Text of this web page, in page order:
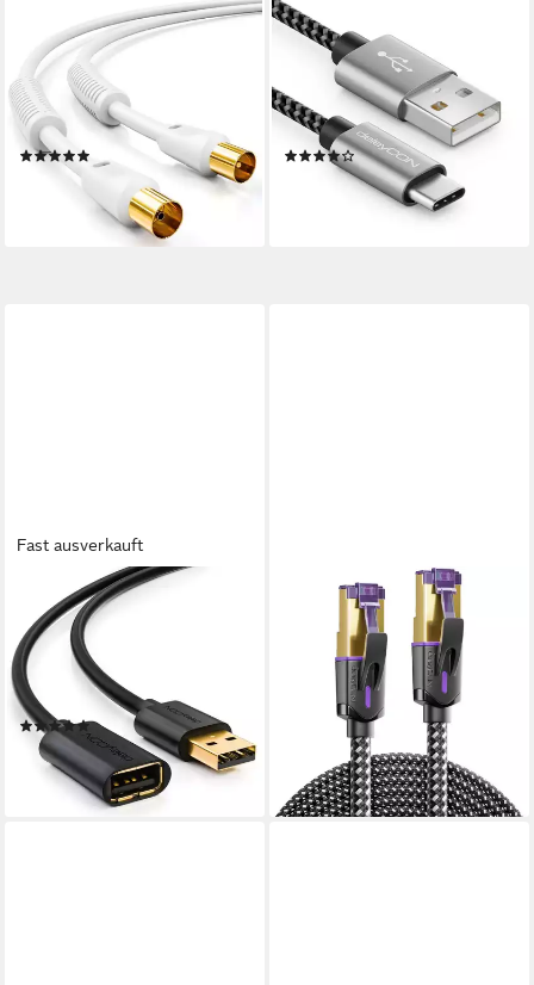
DELEYCON
deleyCON 10m TV
Antennenkabel Koaxial Kabel
HDTV DVB-T DVB-T2 Radio
TV-Kabel
(0,91 €/ 1 m)
lieferbar - in 2-3 Werktagen bei dir
DELEYCON
2m USB-C Kabel Nylon
Ladekabel Datenkabel USB
Typ C Handy Smartphone
USB-Kabel
(5)
lieferbar - in 2-3 Werktagen bei dir
Fast ausverkauft
DELEYCON
deleyCON 1m USB 2.0
Verlängerungskabel USB A-
Stecker zu USB A-Buchse
USB-Kabel
(2)
3,99 €
(3,99 €/ 1 m)
lieferbar - in 2-3 Werktagen bei dir
DELEYCON
deleyCON 1,5m CAT7
Patchkabel (10 Gbit/s, S/FTP,
Kupfer, RJ45, POE, LAN-
lieferbar - in 2-3 Werktagen bei dir